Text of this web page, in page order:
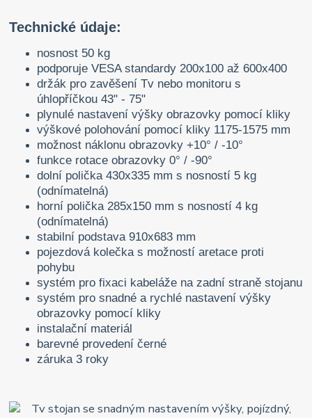
Technické údaje:
nosnost 50 kg
podporuje VESA standardy 200x100 až 600x400
držák pro zavěšení Tv nebo monitoru s
úhlopříčkou 43" - 75"
plynulé nastavení výšky obrazovky pomocí kliky
výškové polohování pomocí kliky 1175-1575 mm
možnost náklonu obrazovky +10° / -10°
funkce rotace obrazovky 0° / -90°
dolní polička 430x335 mm s nosností 5 kg
(odnímatelná)
horní polička 285x150 mm s nosností 4 kg
(odnímatelná)
stabilní podstava 910x683 mm
pojezdová kolečka s možností aretace proti
pohybu
systém pro fixaci kabeláže na zadní straně stojanu
systém pro snadné a rychlé nastavení výšky
obrazovky pomocí kliky
instalační materiál
barevné provedení černé
záruka 3 roky